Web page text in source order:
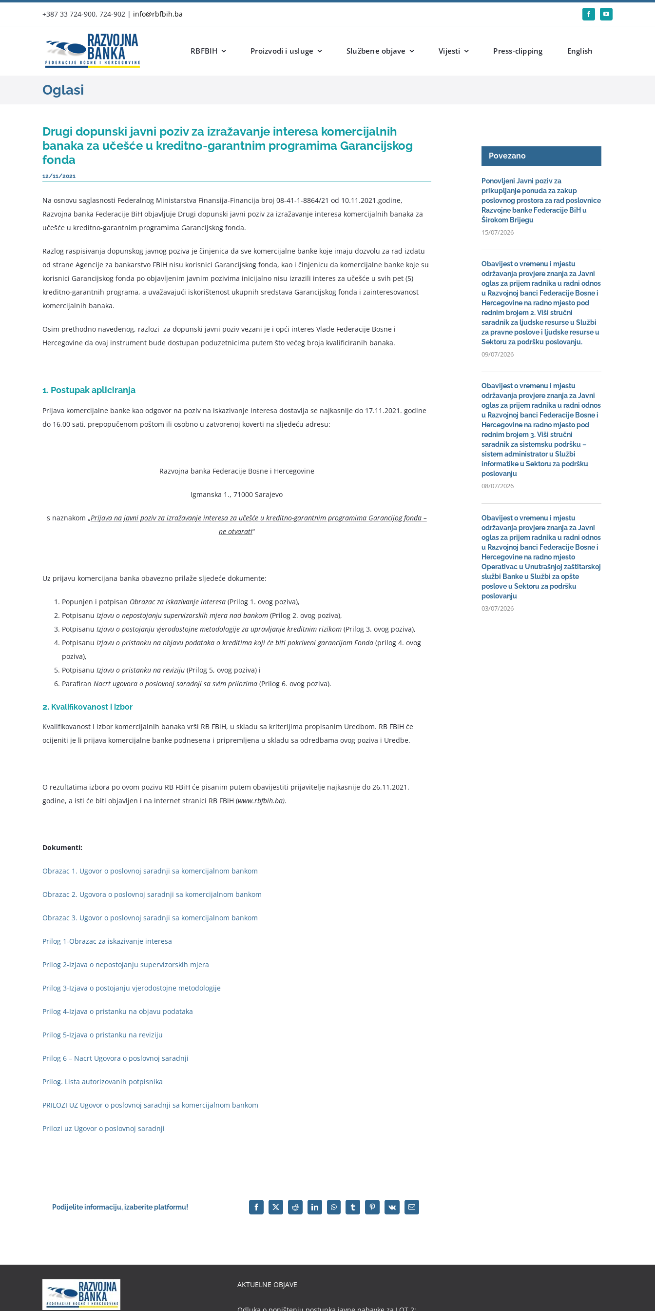
+387 33 724-900, 724-902 | info@rbfbih.ba
RBFBIH Proizvodi i usluge Službene objave Vijesti Press-clipping English
Oglasi
Drugi dopunski javni poziv za izražavanje interesa komercijalnih
banaka za učešće u kreditno-garantnim programima Garancijskog
fonda
12/11/2021
Na osnovu saglasnosti Federalnog Ministarstva Finansija-Financija broj 08-41-1-8864/21 od 10.11.2021.godine,
Razvojna banka Federacije BiH objavljuje Drugi dopunski javni poziv za izražavanje interesa komercijalnih banaka za
učešće u kreditno-garantnim programima Garancijskog fonda.
Razlog raspisivanja dopunskog javnog poziva je činjenica da sve komercijalne banke koje imaju dozvolu za rad izdatu
od strane Agencije za bankarstvo FBiH nisu korisnici Garancijskog fonda, kao i činjenicu da komercijalne banke koje su
korisnici Garancijskog fonda po objavljenim javnim pozivima inicijalno nisu izrazili interes za učešće u svih pet (5)
kreditno-garantnih programa, a uvažavajući iskorištenost ukupnih sredstava Garancijskog fonda i zainteresovanost
komercijalnih banaka.
Osim prethodno navedenog, razlozi za dopunski javni poziv vezani je i opći interes Vlade Federacije Bosne i
Hercegovine da ovaj instrument bude dostupan poduzetnicima putem što većeg broja kvalificiranih banaka.
1. Postupak apliciranja
Prijava komercijalne banke kao odgovor na poziv na iskazivanje interesa dostavlja se najkasnije do 17.11.2021. godine
do 16,00 sati, prepopučenom poštom ili osobno u zatvorenoj koverti na sljedeću adresu:
Razvojna banka Federacije Bosne i Hercegovine
Igmanska 1., 71000 Sarajevo
s naznakom „Prijava na javni poziv za izražavanje interesa za učešće u kreditno-garantnim programima Garancijog fonda –
ne otvarati“
Uz prijavu komercijana banka obavezno prilaže sljedeće dokumente:
Popunjen i potpisan Obrazac za iskazivanje interesa (Prilog 1. ovog poziva),
Potpisanu Izjavu o nepostojanju supervizorskih mjera nad bankom (Prilog 2. ovog poziva),
Potpisanu Izjavu o postojanju vjerodostojne metodologije za upravljanje kreditnim rizikom (Prilog 3. ovog poziva),
Potpisanu Izjavu o pristanku na objavu podataka o kreditima koji će biti pokriveni garancijom Fonda (prilog 4. ovog
poziva),
Potpisanu Izjavu o pristanku na reviziju (Prilog 5, ovog poziva) i
Parafiran Nacrt ugovora o poslovnoj saradnji sa svim prilozima (Prilog 6. ovog poziva).
2. Kvalifikovanost i izbor
Kvalifikovanost i izbor komercijalnih banaka vrši RB FBiH, u skladu sa kriterijima propisanim Uredbom. RB FBiH će
ocijeniti je li prijava komercijalne banke podnesena i pripremljena u skladu sa odredbama ovog poziva i Uredbe.
O rezultatima izbora po ovom pozivu RB FBiH će pisanim putem obavijestiti prijavitelje najkasnije do 26.11.2021.
godine, a isti će biti objavljen i na internet stranici RB FBiH (www.rbfbih.ba).
Dokumenti:
Obrazac 1. Ugovor o poslovnoj saradnji sa komercijalnom bankom
Obrazac 2. Ugovora o poslovnoj saradnji sa komercijalnom bankom
Obrazac 3. Ugovor o poslovnoj saradnji sa komercijalnom bankom
Prilog 1-Obrazac za iskazivanje interesa
Prilog 2-Izjava o nepostojanju supervizorskih mjera
Prilog 3-Izjava o postojanju vjerodostojne metodologije
Prilog 4-Izjava o pristanku na objavu podataka
Prilog 5-Izjava o pristanku na reviziju
Prilog 6 – Nacrt Ugovora o poslovnoj saradnji
Prilog. Lista autorizovanih potpisnika
PRILOZI UZ Ugovor o poslovnoj saradnji sa komercijalnom bankom
Prilozi uz Ugovor o poslovnoj saradnji
Podijelite informaciju, izaberite platformu!
Povezano
Ponovljeni Javni poziv za
prikupljanje ponuda za zakup
poslovnog prostora za rad poslovnice
Razvojne banke Federacije BiH u
Širokom Brijegu
15/07/2026
Obavijest o vremenu i mjestu
održavanja provjere znanja za Javni
oglas za prijem radnika u radni odnos
u Razvojnoj banci Federacije Bosne i
Hercegovine na radno mjesto pod
rednim brojem 2. Viši stručni
saradnik za ljudske resurse u Službi
za pravne poslove i ljudske resurse u
Sektoru za podršku poslovanju.
09/07/2026
Obavijest o vremenu i mjestu
održavanja provjere znanja za Javni
oglas za prijem radnika u radni odnos
u Razvojnoj banci Federacije Bosne i
Hercegovine na radno mjesto pod
rednim brojem 3. Viši stručni
saradnik za sistemsku podršku –
sistem administrator u Službi
informatike u Sektoru za podršku
poslovanju
08/07/2026
Obavijest o vremenu i mjestu
održavanja provjere znanja za Javni
oglas za prijem radnika u radni odnos
u Razvojnoj banci Federacije Bosne i
Hercegovine na radno mjesto
Operativac u Unutrašnjoj zaštitarskoj
službi Banke u Službi za opšte
poslove u Sektoru za podršku
poslovanju
03/07/2026
AKTUELNE OBJAVE